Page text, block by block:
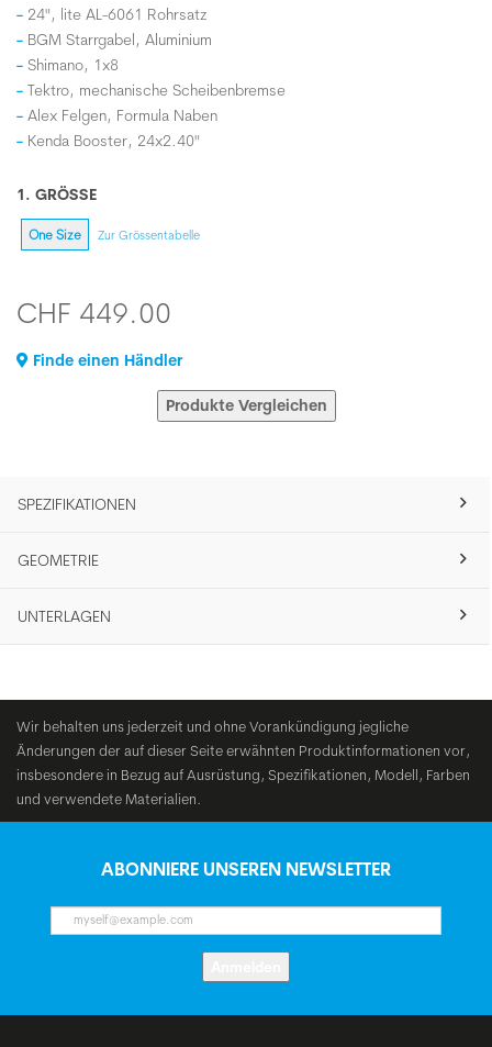
24", lite AL-6061 Rohrsatz
BGM Starrgabel, Aluminium
Shimano, 1x8
Tektro, mechanische Scheibenbremse
Alex Felgen, Formula Naben
Kenda Booster, 24x2.40"
1. GRÖSSE
One Size Zur Grössentabelle
CHF 449.00
Finde einen Händler
Produkte Vergleichen
SPEZIFIKATIONEN
GEOMETRIE
UNTERLAGEN
Wir behalten uns jederzeit und ohne Vorankündigung jegliche
Änderungen der auf dieser Seite erwähnten Produktinformationen vor,
insbesondere in Bezug auf Ausrüstung, Spezifikationen, Modell, Farben
und verwendete Materialien.
ABONNIERE UNSEREN NEWSLETTER